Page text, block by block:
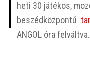
heti 30 játékos,
beszédközpontú
ANGOL óra felváltva.